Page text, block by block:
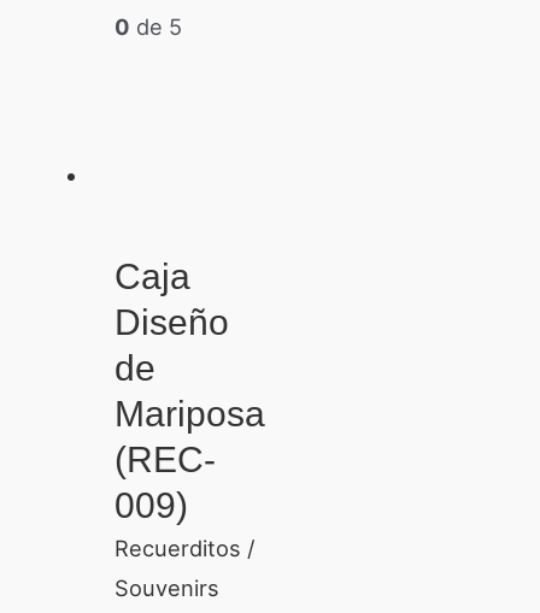
0 de 5
Caja
Diseño
de
Mariposa
(REC-
009)
Recuerditos /
Souvenirs